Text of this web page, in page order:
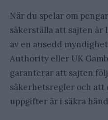
När du spelar om
säkerställa att sajten är
av en ansedd
Authority eller UK
garanterar att sajten
säkerhetsregler och att
uppgifter är i säkra